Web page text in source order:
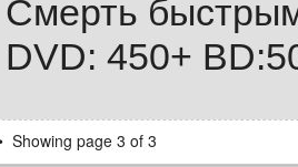
Смерть
DVD: 450+
Showing page 3 of 3